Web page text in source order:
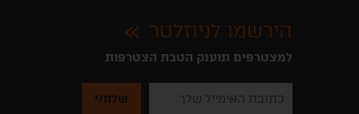
הירשמו לניוזלטר
למצטרפים תוענק הטבת הצטרפות
להזין